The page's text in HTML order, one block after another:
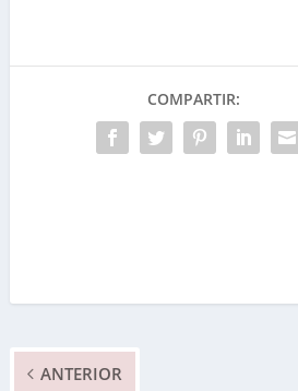
COMPARTIR:
ANTERIOR